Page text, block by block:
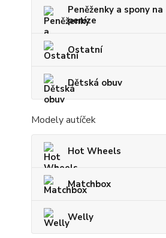
Peněženky a spony na
peníze
Ostatní
Dětská obuv
Modely autíček
Hot Wheels
Matchbox
Welly